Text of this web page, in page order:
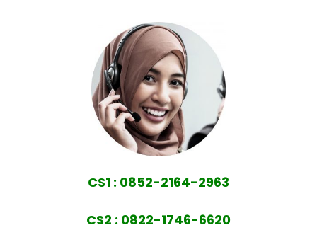
CS1 : 0852-2164-2963
CS2 : 0822-1746-6620